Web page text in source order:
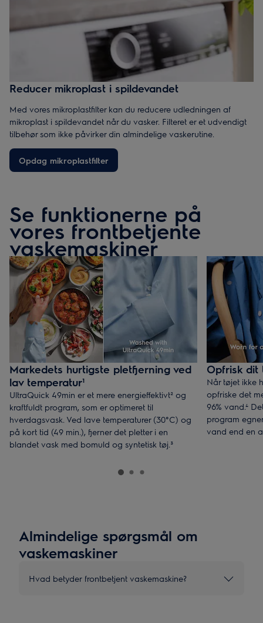
Reducer mikroplast i spildevandet
Med vores mikroplastfilter kan du reducere udledningen af
mikroplast i spildevandet når du vasker. Filteret er et udvendigt
tilbehør som ikke påvirker din almindelige vaskerutine.
Opdag mikroplastfilter
Se funktionerne på
vores frontbetjente
vaskemaskiner
Markedets hurtigste pletfjerning ved
lav temperatur¹
UltraQuick 49min er et mere energieffektivt² og
kraftfuldt program, som er optimeret til
hverdagsvask. Ved lave temperaturer (30°C) og
på kort tid (49 min.), fjerner det pletter i en
blandet vask med bomuld og syntetisk tøj.³
Opfrisk dit
Når tøjet ikke
opfriske det
96% vand.⁴
program
vand end en
Almindelige spørgsmål om
vaskemaskiner
Hvad betyder frontbetjent vaskemaskine?